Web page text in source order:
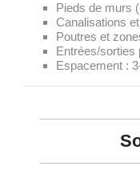
Pieds de murs
Canalisations
Poutres et
Entrées/sorties
Espacement :